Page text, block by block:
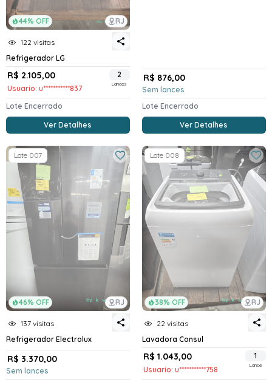
44% OFF RJ
122 visitas
Refrigerador LG
R$ 2.105,00
Usuario: u***********837
2
Lances
Lote Encerrado
Ver Detalhes
R$ 876,00
Sem lances
Lote Encerrado
Ver Detalhes
46% OFF RJ
Lote 007
137 visitas
Refrigerador Electrolux
R$ 3.370,00
Sem lances
38% OFF RJ
Lote 008
22 visitas
Lavadora Consul
R$ 1.043,00
Usuario: u***********758
1
Lance